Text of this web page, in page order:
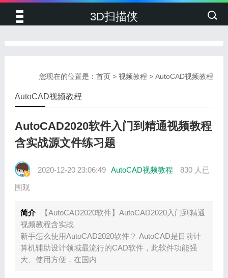
3D扫描侠
您现在的位置是：首页 >视频教程 >AutoCAD视频教程
AutoCAD视频教程
AutoCAD2020软件入门到精通视频教程
含实战源文件练习题
2020-12-20 23:06:49 AutoCAD视频教程
830 人已
围观
简介
【AutoCAD2020软件】AutoCAD2020入门到精通
视频教程含实战
新手怎么使用AutoCAD2020软件？ AutoCAD是目前计
算机辅助设计领域最流行的CAD软件，此软件功能强
大、使用方便，在国内